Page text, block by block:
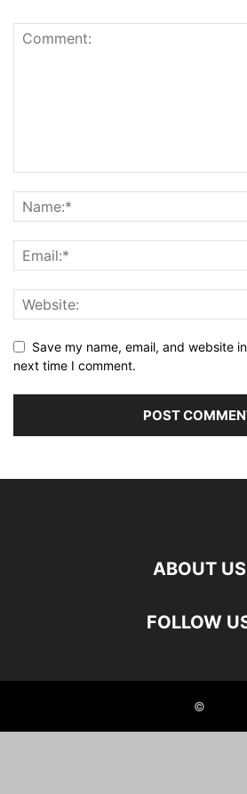
Save my name, email, and website
next time I comment.
ABOUT US
FOLLOW
©